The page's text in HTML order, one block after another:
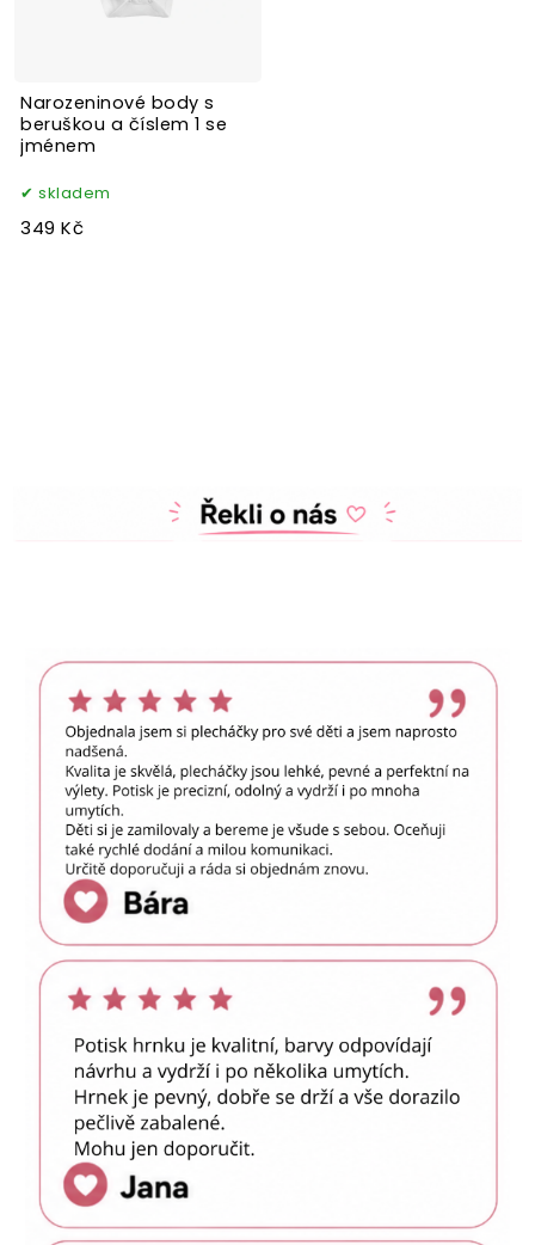
Narozeninové body s
beruškou a číslem 1 se
jménem
skladem
349 Kč